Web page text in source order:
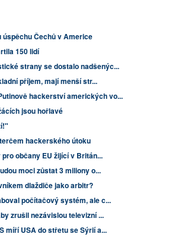
Čechů v Americe
150 lidí
strany se dostalo nadšenýc...
příjem, mají menší str...
hackerství amerických vo...
jsou hořlavé
hackerského útoku
občany EU žijící v Britán...
moci zůstat 3 miliony o...
dlaždiče jako arbitr?
počítačový systém, ale c...
zrušil nezávislou televizní ...
míří USA do střetu se Sýrií a...